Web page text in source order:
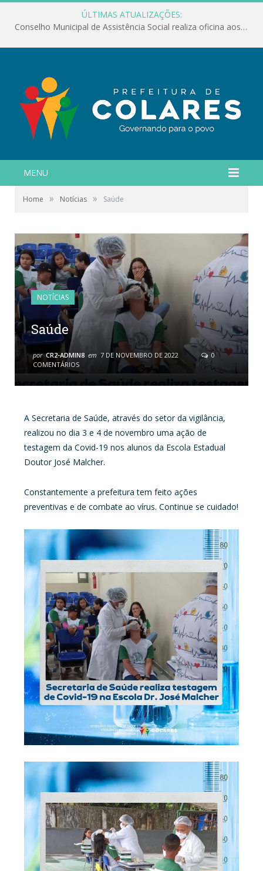
ÚLTIMAS ATUALIZAÇÕES:
Conselho Municipal de Assistência Social realiza oficina aos servidores
MENU
Home » Notícias » Saúde
NOTÍCIAS
Saúde
por CR2-ADMIN8 em 7 DE NOVEMBRO DE 2022
0
COMENTÁRIOS
A Secretaria de Saúde, através do setor da vigilância,
realizou no dia 3 e 4 de novembro uma ação de
testagem da Covid-19 nos alunos da Escola Estadual
Doutor José Malcher.
Constantemente a prefeitura tem feito ações
preventivas e de combate ao vírus. Continue se cuidado!